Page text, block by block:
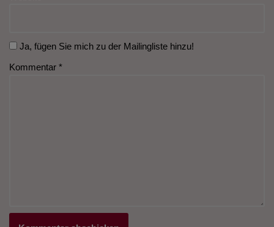
Ja, fügen Sie mich zu der Mailingliste hinzu!
Kommentar *